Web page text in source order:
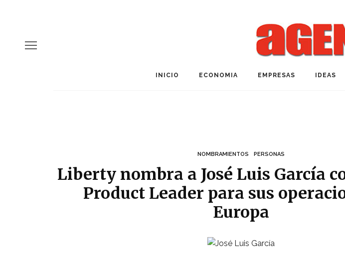
INICIO ECONOMIA EMPRESAS IDEAS
NOMBRAMIENTOS PERSONAS
Liberty nombra a José Luis García
Product Leader para sus
Europa